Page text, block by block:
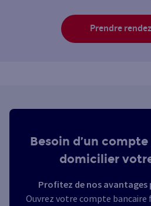
Prendre
Besoin d’un
domicilier
Profitez de nos avantages
Ouvrez votre compte bancaire